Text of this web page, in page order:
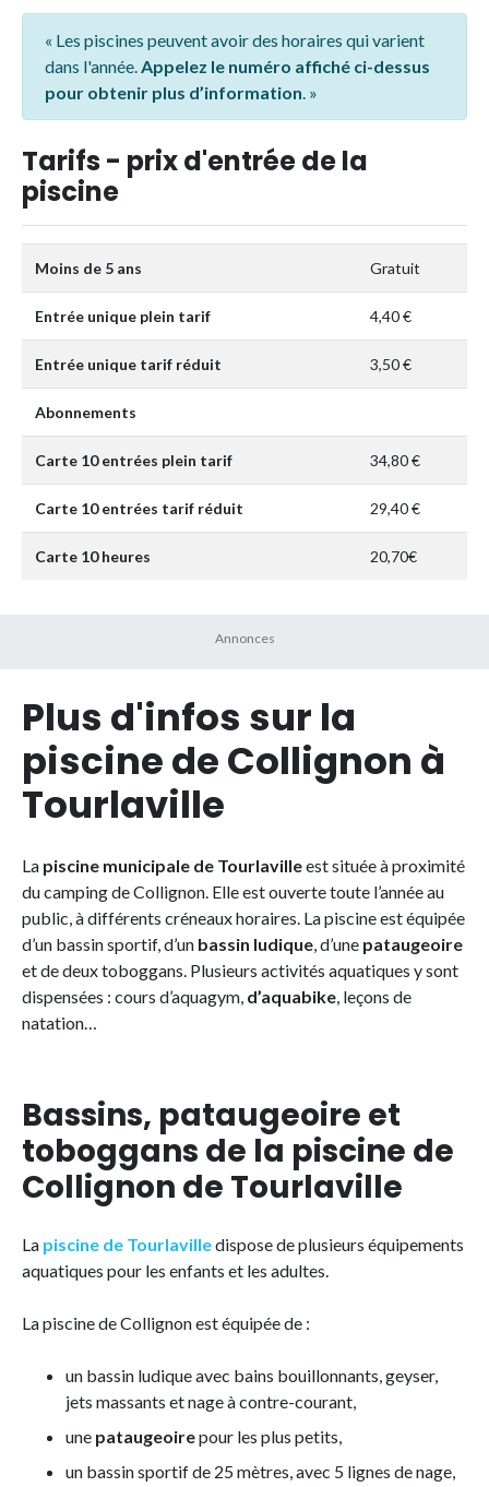
« Les piscines peuvent avoir des horaires qui varient
dans l'année.Appelez le numéro affiché ci-dessus
pour obtenir plus d’information. »
Tarifs - prix d'entrée de la
piscine
Moins de 5 ans Gratuit
Entrée unique plein tarif 4,40 €
Entrée unique tarif réduit 3,50 €
Abonnements
Carte 10 entrées plein tarif 34,80 €
Carte 10 entrées tarif réduit 29,40 €
Carte 10 heures 20,70€
Plus d'infos sur la
piscine de Collignon à
Tourlaville
La piscine municipale de Tourlavilleest située à proximité
du camping de Collignon. Elle est ouverte toute l’année au
public, à différents créneaux horaires. La piscine est équipée
d’un bassin sportif, d’un bassin ludique, d’une pataugeoire
et de deux toboggans. Plusieurs activités aquatiques y sont
dispensées : cours d’aquagym, d’aquabike, leçons de
natation…
Bassins, pataugeoire et
toboggans de la piscine de
Collignon de Tourlaville
La piscine de Tourlavilledispose de plusieurs équipements
aquatiques pour les enfants et les adultes.
La piscine de Collignon est équipée de :
un bassin ludique avec bains bouillonnants, geyser,
jets massants et nage à contre-courant,
une pataugeoirepour les plus petits,
un bassin sportif de 25 mètres, avec 5 lignes de nage,